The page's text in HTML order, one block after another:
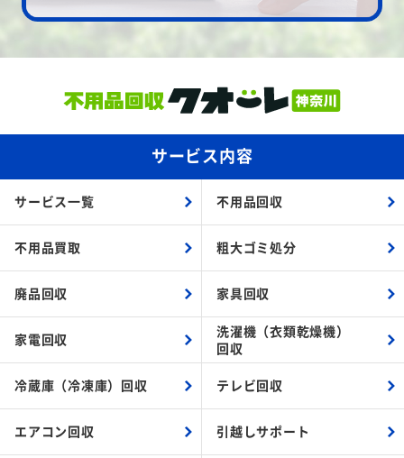
サービス内容
サービス一覧 不用品回収
不用品買取 粗大ゴミ処分
廃品回収 家具回収
家電回収
洗濯機（衣類乾燥機）
回収
冷蔵庫（冷凍庫）回収 テレビ回収
エアコン回収 引越しサポート